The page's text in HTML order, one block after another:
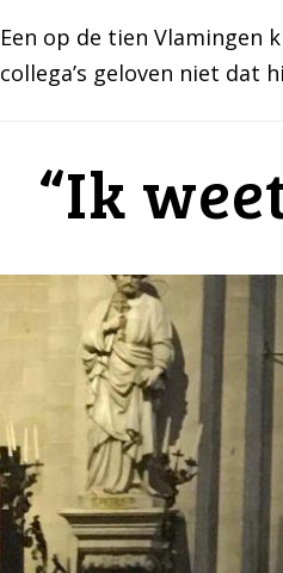
Een op de tien Vlamingen
collega’s geloven niet dat
“Ik